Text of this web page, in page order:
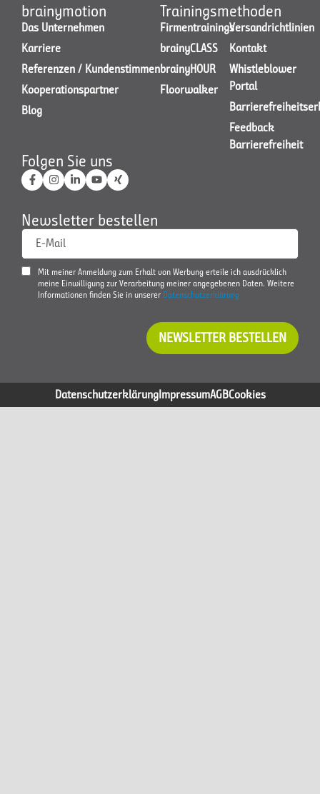
JETZT KONTAKT AUFNEHMEN
brainymotion
Das Unternehmen
Karriere
Referenzen / Kundenstimmen
Kooperationspartner
Blog
Trainingsmethoden
Firmentrainings
brainyCLASS
brainyHOUR
Floorwalker
Versandrichtlinien
Kontakt
Whistleblower
Portal
Feedback
Barrierefreiheit
Folgen Sie uns
Newsletter bestellen
E-Mail
Mit meiner Anmeldung zum Erhalt von Werbung erteile ich ausdrücklich
meine Einwilligung zur Verarbeitung meiner angegebenen Daten. Weitere
Informationen finden Sie in unserer Datenschutzerklärung
NEWSLETTER BESTELLEN
DatenschutzerklärungImpressumAGBCookies